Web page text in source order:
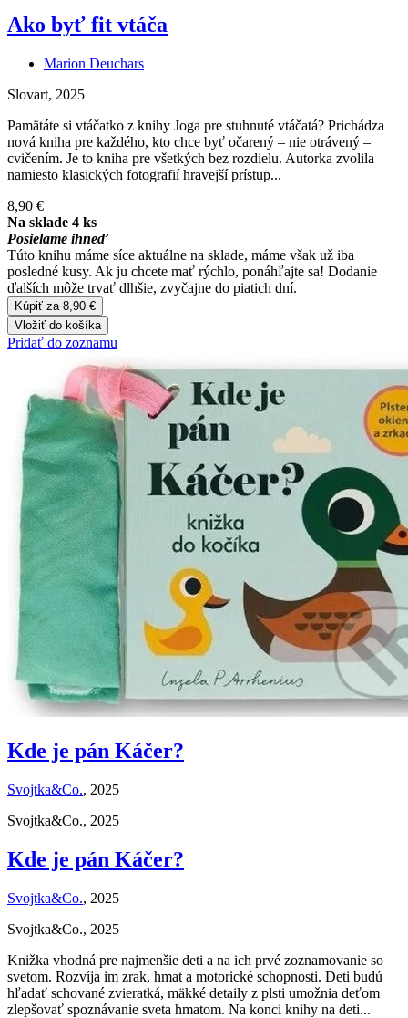
Ako byť fit vtáča
Marion Deuchars
Slovart, 2025
Pamätáte si vtáčatko z knihy Joga pre stuhnuté vtáčatá? Prichádza
nová kniha pre každého, kto chce byť očarený – nie otrávený –
cvičením. Je to kniha pre všetkých bez rozdielu. Autorka zvolila
namiesto klasických fotografií hravejší prístup...
8,90 €
Na sklade 4 ks
Posielame ihneď
Túto knihu máme síce aktuálne na sklade, máme však už iba
posledné kusy. Ak ju chcete mať rýchlo, ponáhľajte sa! Dodanie
ďalších môže trvať dlhšie, zvyčajne do piatich dní.
Kúpiť za 8,90 €
Vložiť do košíka
Pridať do zoznamu
Kde je pán Káčer?
Svojtka&Co., 2025
Svojtka&Co., 2025
Kde je pán Káčer?
Svojtka&Co., 2025
Svojtka&Co., 2025
Knižka vhodná pre najmenšie deti a na ich prvé zoznamovanie so
svetom. Rozvíja im zrak, hmat a motorické schopnosti. Deti budú
hľadať schované zvieratká, mäkké detaily z plsti umožnia deťom
zlepšovať spoznávanie sveta hmatom. Na konci knihy na deti...